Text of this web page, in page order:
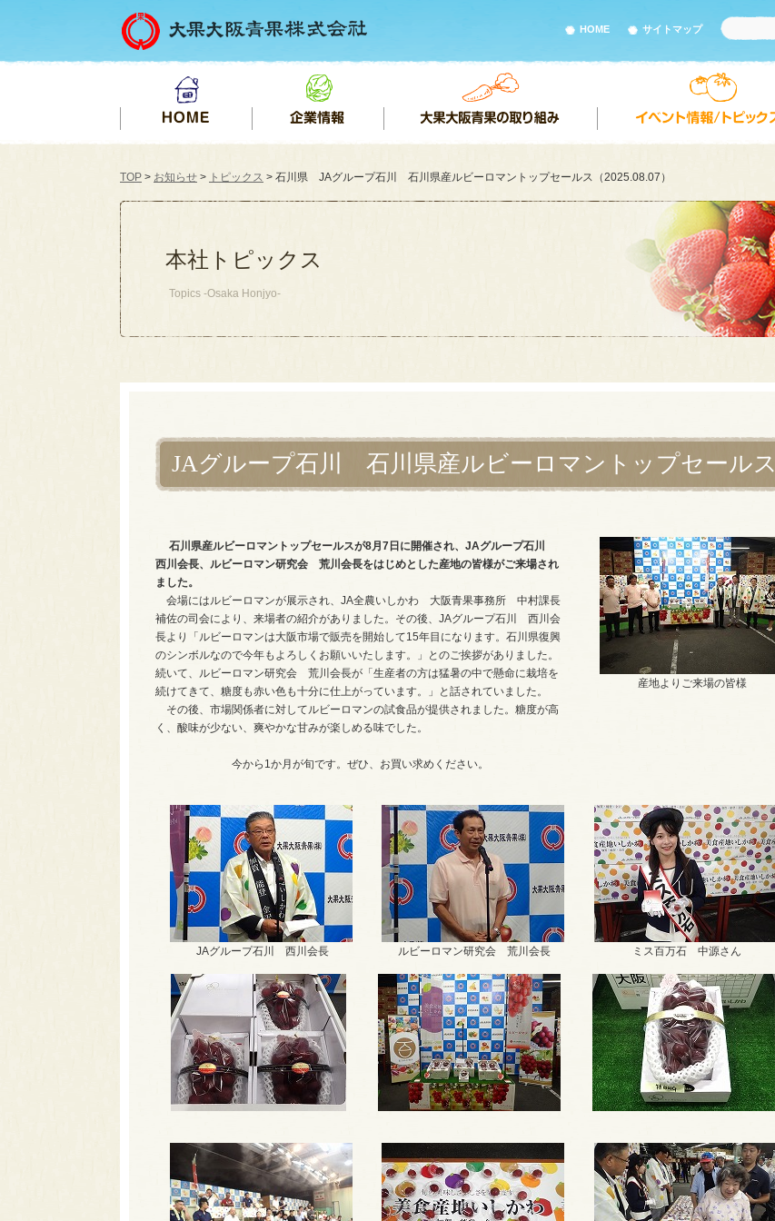
HOME サイトマップ
TOP > お知らせ > トピックス > 石川県 JAグループ石川 石川県産ルビーロマントップセールス（2025.08.07）
本社トピックス
Topics -Osaka Honjyo-
JAグループ石川 石川県産ルビーロマントップセールス
石川県産ルビーロマントップセールスが8月7日に開催され、JAグループ石川
西川会長、ルビーロマン研究会 荒川会長をはじめとした産地の皆様がご来場され
ました。
会場にはルビーロマンが展示され、JA全農いしかわ 大阪青果事務所 中村課長
補佐の司会により、来場者の紹介がありました。その後、JAグループ石川 西川会
長より「ルビーロマンは大阪市場で販売を開始して15年目になります。石川県復興
のシンボルなので今年もよろしくお願いいたします。」とのご挨拶がありました。
続いて、ルビーロマン研究会 荒川会長が「生産者の方は猛暑の中で懸命に栽培を
続けてきて、糖度も赤い色も十分に仕上がっています。」と話されていました。
その後、市場関係者に対してルビーロマンの試食品が提供されました。糖度が高
く、酸味が少ない、爽やかな甘みが楽しめる味でした。
今から1か月が旬です。ぜひ、お買い求めください。
産地よりご来場の皆様
JAグループ石川 西川会長 ルビーロマン研究会 荒川会長 ミス百万石 中源さん